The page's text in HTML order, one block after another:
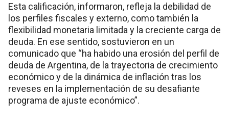
Esta calificación, informaron, refleja la debilidad de
los perfiles fiscales y externo, como también la
flexibilidad monetaria limitada y la creciente carga de
deuda. En ese sentido, sostuvieron en un
comunicado que “ha habido una erosión del perfil de
deuda de Argentina, de la trayectoria de crecimiento
económico y de la dinámica de inflación tras los
reveses en la implementación de su desafiante
programa de ajuste económico”.